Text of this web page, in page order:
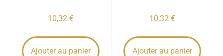
10,32 €
Ajouter au panier
10,32 €
Ajouter au panier